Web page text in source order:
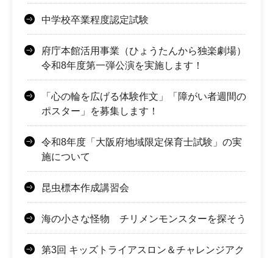
中学校卒業程度認定試験
府庁本館活用事業（ひょうたんから独楽劇場）
令和8年度第一弾公演を実施します！
「心の輪を広げる体験作文」「障がい者週間の
ポスター」を募集します！
令和8年度「大阪府地域限定保育士試験」の実
施について
昆虫標本作成講習会
海の小さな怪物 チリメンモンスターを探そう
第3回 キッズトライアスロン＆チャレンジアク